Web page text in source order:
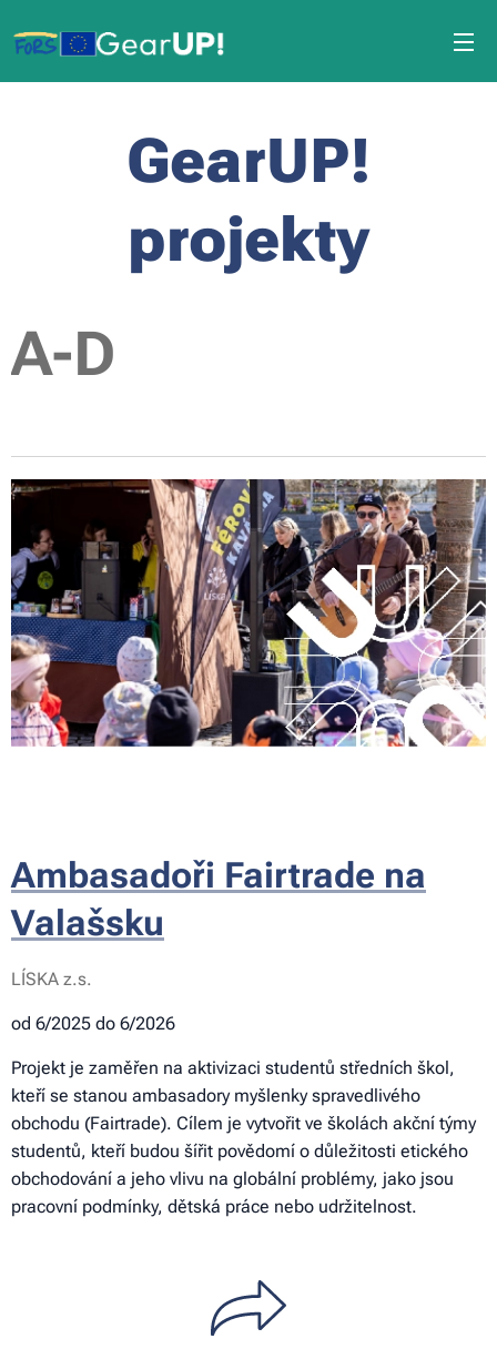
GearUP!
projekty
A-D
Ambasadoři Fairtrade na
Valašsku
LÍSKA z.s.
od 6/2025 do 6/2026
Projekt je zaměřen na aktivizaci studentů středních škol,
kteří se stanou ambasadory myšlenky spravedlivého
obchodu (Fairtrade). Cílem je vytvořit ve školách akční týmy
studentů, kteří budou šířit povědomí o důležitosti etického
obchodování a jeho vlivu na globální problémy, jako jsou
pracovní podmínky, dětská práce nebo udržitelnost.